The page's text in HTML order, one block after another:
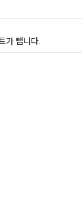
가 뺍니다.